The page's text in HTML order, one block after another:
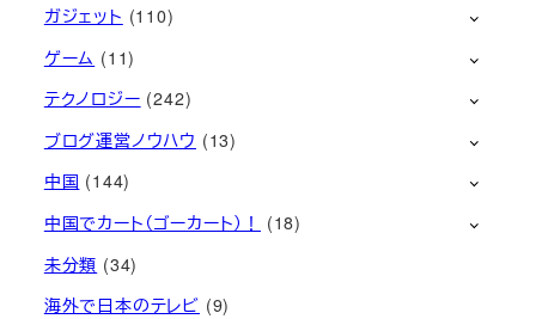
ガジェット (110)
ゲーム (11)
テクノロジー (242)
ブログ運営ノウハウ (13)
中国 (144)
中国でカート（ゴーカート）！
(18)
未分類 (34)
海外で日本のテレビ (9)